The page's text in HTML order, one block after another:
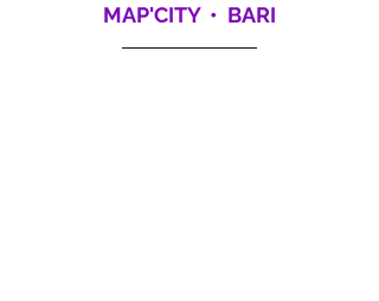
MAP'CITY  •  BARI